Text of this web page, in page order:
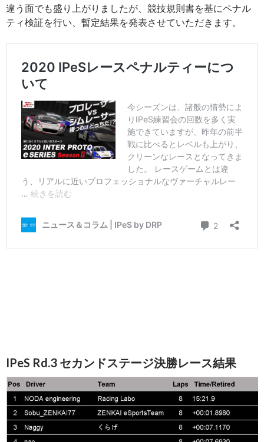
違う面でも盛り上がりましたが、競技規則書を基にペナル
ティ検証を行い、暫定結果を発表させていただきます。
IPeS Rd.3 セカンドステージ決勝レース結果